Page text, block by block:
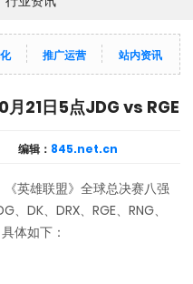
推广运营 站内资讯
月21日5点JDG vs RGE
编辑： 845.net.cn​
英雄联盟》全球总决赛八强
DK、DRX、RGE、RNG、
体如下：